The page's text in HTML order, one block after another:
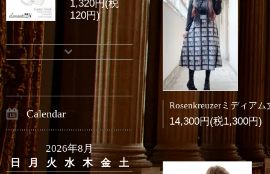
14,300円(税1,300円)
1,320円(税
120円)
Calendar
2026年8月
日
月 火 水 木 金
土